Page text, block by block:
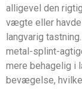
alligevel den
vægte eller
langvarig
metal-splint-
mere behagelig i
bevægelse,